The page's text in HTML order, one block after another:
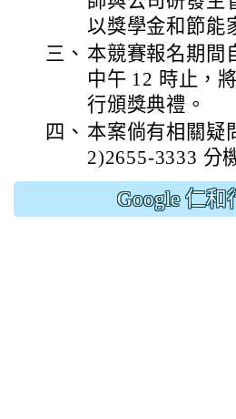
以獎學金和節能
三、 本競賽報名期間
中午 12 時止，
行頒獎典禮。
四、 本案倘有相關疑
2)2655-3333 分
Google 仁和